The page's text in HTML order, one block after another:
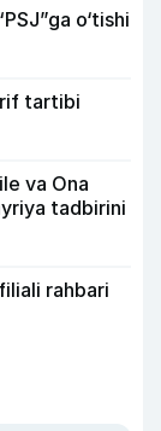
o‘tishi
tartibi
va Ona
tadbirini
rahbari